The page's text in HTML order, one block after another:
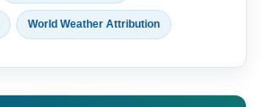
World Weather Attribution